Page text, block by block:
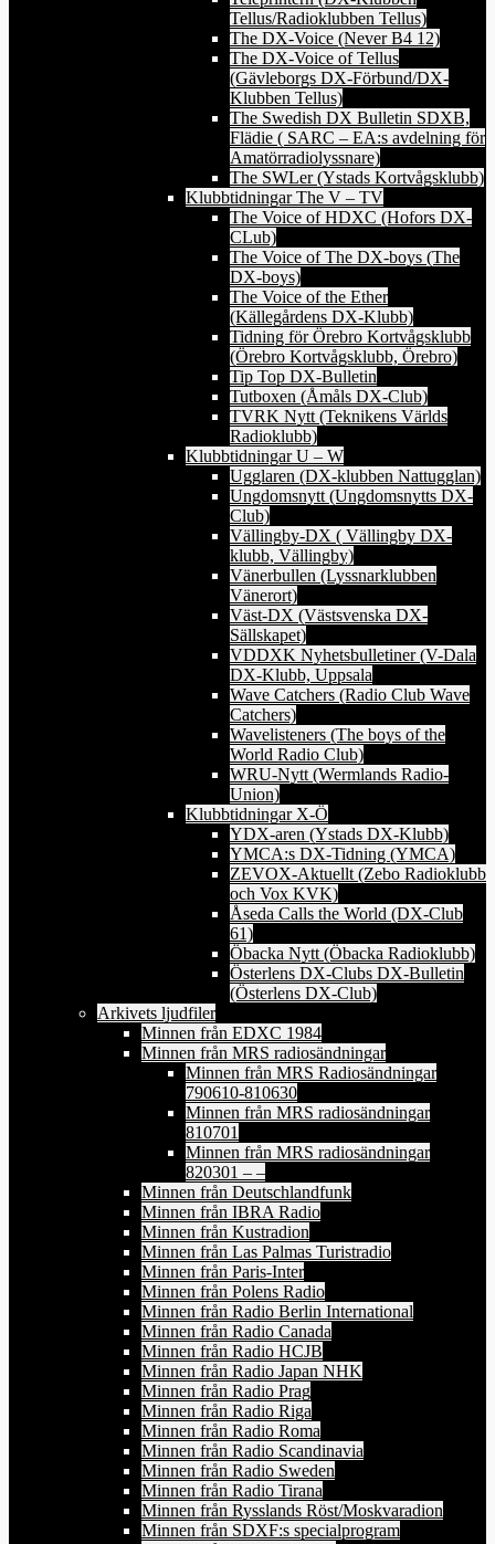
Tellus/Radioklubben Tellus)
The DX-Voice (Never B4 12)
The DX-Voice of Tellus
(Gävleborgs DX-Förbund/DX-
Klubben Tellus)
The Swedish DX Bulletin SDXB,
Flädie ( SARC – EA:s avdelning för
Amatörradiolyssnare)
The SWLer (Ystads Kortvågsklubb)
Klubbtidningar The V – TV
The Voice of HDXC (Hofors DX-
CLub)
The Voice of The DX-boys (The
DX-boys)
The Voice of the Ether
(Källegårdens DX-Klubb)
Tidning för Örebro Kortvågsklubb
(Örebro Kortvågsklubb, Örebro)
Tip Top DX-Bulletin
Tutboxen (Åmåls DX-Club)
TVRK Nytt (Teknikens Världs
Radioklubb)
Klubbtidningar U – W
Ugglaren (DX-klubben Nattugglan)
Ungdomsnytt (Ungdomsnytts DX-
Club)
Vällingby-DX ( Vällingby DX-
klubb, Vällingby)
Vänerbullen (Lyssnarklubben
Vänerort)
Väst-DX (Västsvenska DX-
Sällskapet)
VDDXK Nyhetsbulletiner (V-Dala
DX-Klubb, Uppsala
Wave Catchers (Radio Club Wave
Catchers)
Wavelisteners (The boys of the
World Radio Club)
WRU-Nytt (Wermlands Radio-
Union)
Klubbtidningar X-Ö
YDX-aren (Ystads DX-Klubb)
YMCA:s DX-Tidning (YMCA)
ZEVOX-Aktuellt (Zebo Radioklubb
och Vox KVK)
Åseda Calls the World (DX-Club
61)
Öbacka Nytt (Öbacka Radioklubb)
Österlens DX-Clubs DX-Bulletin
(Österlens DX-Club)
Arkivets ljudfiler
Minnen från EDXC 1984
Minnen från MRS radiosändningar
Minnen från MRS Radiosändningar
790610-810630
Minnen från MRS radiosändningar
810701
Minnen från MRS radiosändningar
820301 – –
Minnen från Deutschlandfunk
Minnen från IBRA Radio
Minnen från Kustradion
Minnen från Las Palmas Turistradio
Minnen från Paris-Inter
Minnen från Polens Radio
Minnen från Radio Berlin International
Minnen från Radio Canada
Minnen från Radio HCJB
Minnen från Radio Japan NHK
Minnen från Radio Prag
Minnen från Radio Riga
Minnen från Radio Roma
Minnen från Radio Scandinavia
Minnen från Radio Sweden
Minnen från Radio Tirana
Minnen från Rysslands Röst/Moskvaradion
Minnen från SDXF:s specialprogram